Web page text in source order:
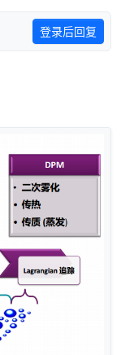
登录后回复